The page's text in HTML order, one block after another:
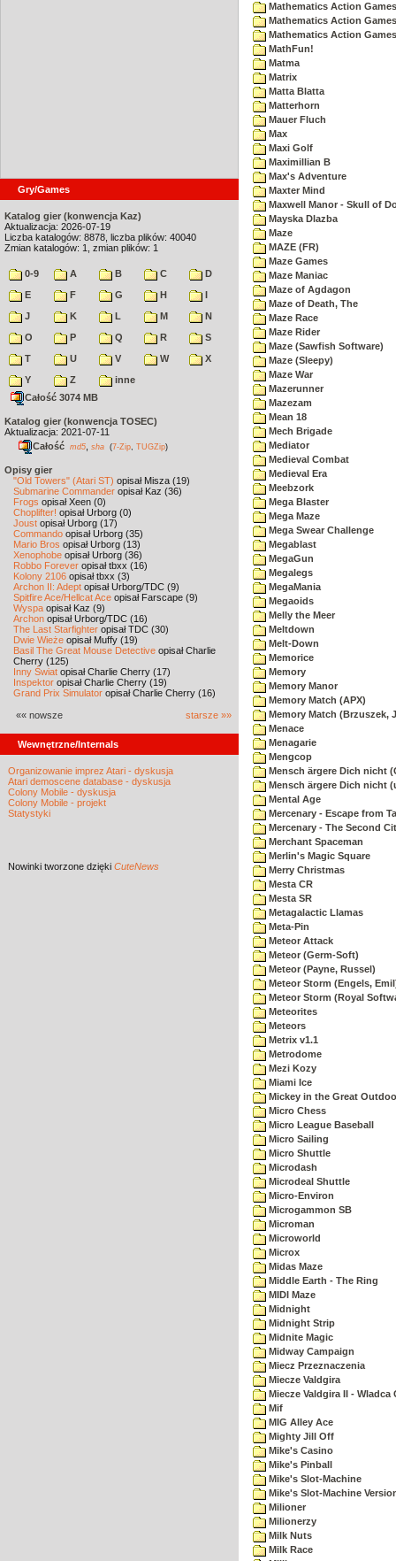
Gry/Games
Katalog gier (konwencja Kaz)
Aktualizacja: 2026-07-19
Liczba katalogów: 8878, liczba plików: 40040
Zmian katalogów: 1, zmian plików: 1
0-9 A B C
D
E
F G H
I
J
K L M
N
O
P Q R
S
T
U V W
X
Y
Z
inne
Całość 3074 MB
Katalog gier (konwencja TOSEC)
Aktualizacja: 2021-07-11
Całość md5 sha (7-Zip TUGZip)
Opisy gier
"Old Towers" (Atari ST) opisał Misza (19)
Submarine Commander opisał Kaz (36)
Frogs opisał Xeen (0)
Choplifter! opisał Urborg (0)
Joust opisał Urborg (17)
Commando opisał Urborg (35)
Mario Bros opisał Urborg (13)
Xenophobe opisał Urborg (36)
Robbo Forever opisał tbxx (16)
Kolony 2106 opisał tbxx (3)
Archon II: Adept opisał Urborg/TDC (9)
Spitfire Ace/Hellcat Ace opisał Farscape (9)
Wyspa opisał Kaz (9)
Archon opisał Urborg/TDC (16)
The Last Starfighter opisał TDC (30)
Dwie Wieże opisał Muffy (19)
Basil The Great Mouse Detective opisał Charlie
Cherry (125)
Inny Świat opisał Charlie Cherry (17)
Inspektor opisał Charlie Cherry (19)
Grand Prix Simulator opisał Charlie Cherry (16)
«« nowsze starsze »»
Wewnętrzne/Internals
Organizowanie imprez Atari - dyskusja
Atari demoscene database - dyskusja
Colony Mobile - dyskusja
Colony Mobile - projekt
Statystyki
Nowinki tworzone dzięki CuteNews
Mathematics Action
Mathematics Action
Mathematics Action
MathFun!
Matma
Matrix
Matta Blatta
Matterhorn
Mauer Fluch
Max
Maxi Golf
Maximillian B
Max's Adventure
Maxter Mind
Maxwell Manor - Skull of
Mayska Dlazba
Maze
MAZE (FR)
Maze Games
Maze Maniac
Maze of Agdagon
Maze of Death, The
Maze Race
Maze Rider
Maze (Sawfish Software)
Maze (Sleepy)
Maze War
Mazerunner
Mazezam
Mean 18
Mech Brigade
Mediator
Medieval Combat
Medieval Era
Meebzork
Mega Blaster
Mega Maze
Mega Swear Challenge
Megablast
MegaGun
Megalegs
MegaMania
Megaoids
Melly the Meer
Meltdown
Melt-Down
Memorice
Memory
Memory Manor
Memory Match (APX)
Memory Match (Brzuszek,
Menace
Menagarie
Mengcop
Mensch ärgere Dich nicht
Mensch ärgere Dich nicht
Mental Age
Mercenary - Escape from
Mercenary - The Second
Merchant Spaceman
Merlin's Magic Square
Merry Christmas
Mesta CR
Mesta SR
Metagalactic Llamas
Meta-Pin
Meteor Attack
Meteor (Germ-Soft)
Meteor (Payne, Russel)
Meteor Storm (Engels,
Meteor Storm (Royal
Meteorites
Meteors
Metrix v1.1
Metrodome
Mezi Kozy
Miami Ice
Mickey in the Great
Micro Chess
Micro League Baseball
Micro Sailing
Micro Shuttle
Microdash
Microdeal Shuttle
Micro-Environ
Microgammon SB
Microman
Microworld
Microx
Midas Maze
Middle Earth - The Ring
MIDI Maze
Midnight
Midnight Strip
Midnite Magic
Midway Campaign
Miecz Przeznaczenia
Miecze Valdgira
Miecze Valdgira II - Wladca
Mif
MIG Alley Ace
Mighty Jill Off
Mike's Casino
Mike's Pinball
Mike's Slot-Machine
Mike's Slot-Machine
Milioner
Milionerzy
Milk Nuts
Milk Race